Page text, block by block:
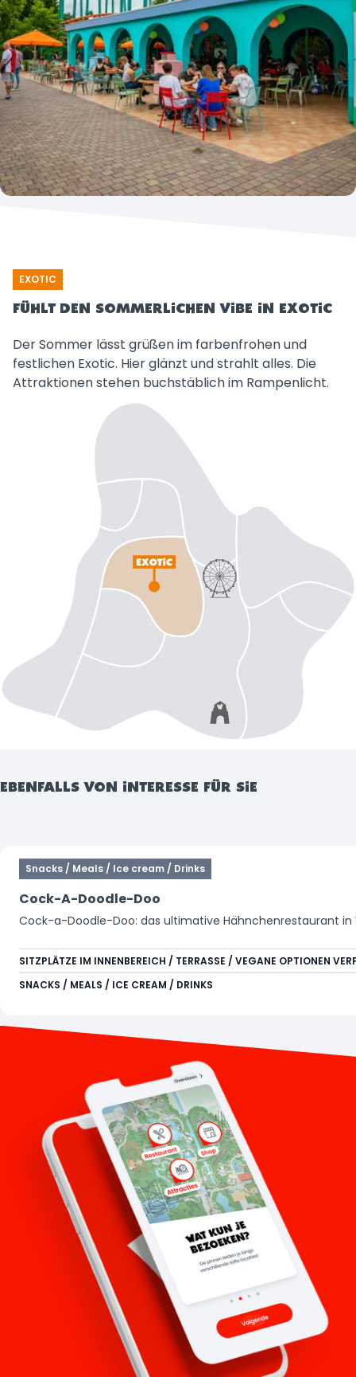
EXOTIC
FÜHLT DEN SOMMERLICHEN VIBE IN EXOTIC
Der Sommer lässt grüßen im farbenfrohen und
festlichen Exotic. Hier glänzt und strahlt alles. Die
Attraktionen stehen buchstäblich im Rampenlicht.
EBENFALLS VON INTERESSE FÜR SIE
Snacks / Meals / Ice cream / Drinks
Cock-A-Doodle-Doo
Cock-a-Doodle-Doo: das ultimative Hähnchenrestaurant in
SITZPLÄTZE IM INNENBEREICH / TERRASSE / VEGANE OPTIONEN
SNACKS / MEALS / ICE CREAM / DRINKS